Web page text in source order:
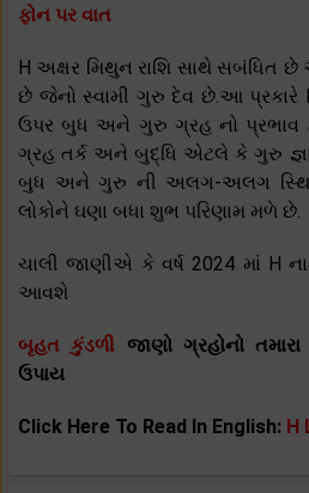
ફોન પર વાત
H અક્ષર મિથુન રાશિ સાથે સબંધિત
છે જેનો સ્વામી ગુરુ દેવ છે.આ પ્રકારે
ઉપર બુધ અને ગુરુ ગ્રહ નો પ્રભાવ
ગ્રહ તર્ક અને બુદ્ધિ એટલે કે ગુરુ
બુધ અને ગુરુ ની અલગ-અલગ
લોકોને ઘણા બધા શુભ પરિણામ મળે છે.
ચાલી જાણીએ કે વર્ષ 2024 માં H
આવશે
બૃહત કુંડળી જાણો ગ્રહોનો
ઉપાય
Click Here To Read In English: H